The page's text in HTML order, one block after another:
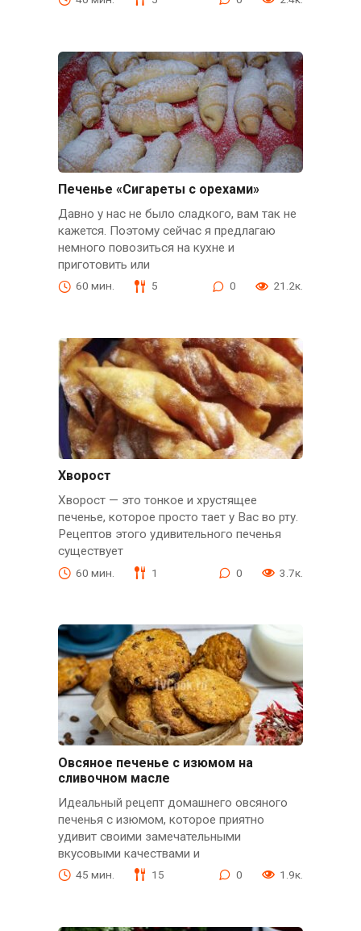
Печенье «Сигареты с орехами»
Давно у нас не было сладкого, вам так не
кажется. Поэтому сейчас я предлагаю
немного повозиться на кухне и
приготовить или
60 мин. 5 0 21.2к.
Хворост
Хворост — это тонкое и хрустящее
печенье, которое просто тает у Вас во рту.
Рецептов этого удивительного печенья
существует
60 мин. 1 0 3.7к.
Овсяное печенье с изюмом на
сливочном масле
Идеальный рецепт домашнего овсяного
печенья с изюмом, которое приятно
удивит своими замечательными
вкусовыми качествами и
45 мин. 15 0 1.9к.